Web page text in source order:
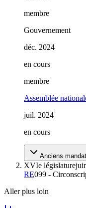
membre
Gouvernement
déc. 2024
en cours
membre
Assemblée
juil. 2024
en cours
Anciens
XVIe législature
RE099 -
Aller plus loin